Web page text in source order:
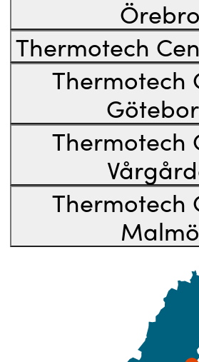
Örebro
Thermotech
Thermotech
Thermotech
Thermotech
Malmö